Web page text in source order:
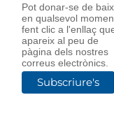
Pot donar-se de
en qualsevol
fent clic a l'enllaç
apareix al peu de
pàgina dels nostres
correus electrònics.